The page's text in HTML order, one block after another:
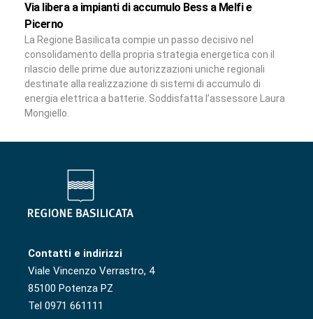
Via libera a impianti di accumulo Bess a Melfi e
Picerno
La Regione Basilicata compie un passo decisivo nel
consolidamento della propria strategia energetica con il
rilascio delle prime due autorizzazioni uniche regionali
destinate alla realizzazione di sistemi di accumulo di
energia elettrica a batterie. Soddisfatta l’assessore Laura
Mongiello.
Contatti e indirizzi
Viale Vincenzo Verrastro, 4
85100 Potenza PZ
Tel 0971 661111